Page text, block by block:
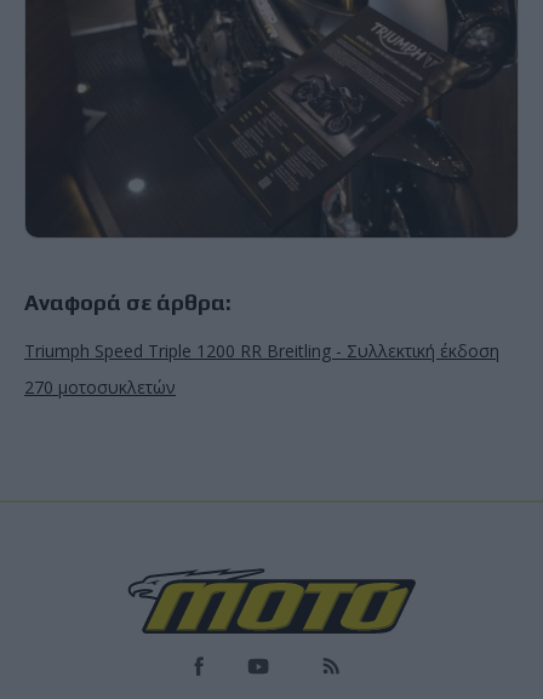
Αναφορά σε άρθρα:
Triumph Speed Triple 1200 RR Breitling - Συλλεκτική έκδοση
270 μοτοσυκλετών